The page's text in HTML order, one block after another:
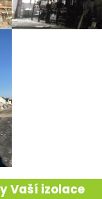
Vaší izolace